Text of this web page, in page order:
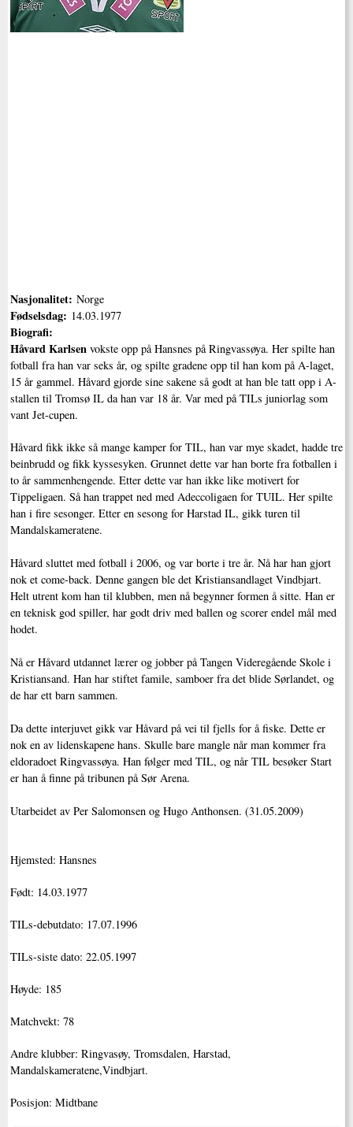
Nasjonalitet: Norge
Fødselsdag: 14.03.1977
Biografi:
Håvard Karlsen vokste opp på Hansnes på Ringvassøya. Her spilte han
fotball fra han var seks år, og spilte gradene opp til han kom på A-laget,
15 år gammel. Håvard gjorde sine sakene så godt at han ble tatt opp i A-
stallen til Tromsø IL da han var 18 år. Var med på TILs juniorlag som
vant Jet-cupen.
Håvard fikk ikke så mange kamper for TIL, han var mye skadet, hadde tre
beinbrudd og fikk kyssesyken. Grunnet dette var han borte fra fotballen i
to år sammenhengende. Etter dette var han ikke like motivert for
Tippeligaen. Så han trappet ned med Adeccoligaen for TUIL. Her spilte
han i fire sesonger. Etter en sesong for Harstad IL, gikk turen til
Mandalskameratene.
Håvard sluttet med fotball i 2006, og var borte i tre år. Nå har han gjort
nok et come-back. Denne gangen ble det Kristiansandlaget Vindbjart.
Helt utrent kom han til klubben, men nå begynner formen å sitte. Han er
en teknisk god spiller, har godt driv med ballen og scorer endel mål med
hodet.
Nå er Håvard utdannet lærer og jobber på Tangen Videregående Skole i
Kristiansand. Han har stiftet famile, samboer fra det blide Sørlandet, og
de har ett barn sammen.
Da dette interjuvet gikk var Håvard på vei til fjells for å fiske. Dette er
nok en av lidenskapene hans. Skulle bare mangle når man kommer fra
eldoradoet Ringvassøya. Han følger med TIL, og når TIL besøker Start
er han å finne på tribunen på Sør Arena.
Utarbeidet av Per Salomonsen og Hugo Anthonsen. (31.05.2009)
Hjemsted: Hansnes
Født: 14.03.1977
TILs-debutdato: 17.07.1996
TILs-siste dato: 22.05.1997
Høyde: 185
Matchvekt: 78
Andre klubber: Ringvasøy, Tromsdalen, Harstad,
Mandalskameratene,Vindbjart.
Posisjon: Midtbane